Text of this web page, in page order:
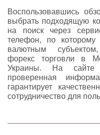
Воспользовавшись
выбрать подходящую
на поиск через
телефон, по
валютным
форекс торговли в
Украины. На сайте
проверенная
гарантирует
сотрудничество для